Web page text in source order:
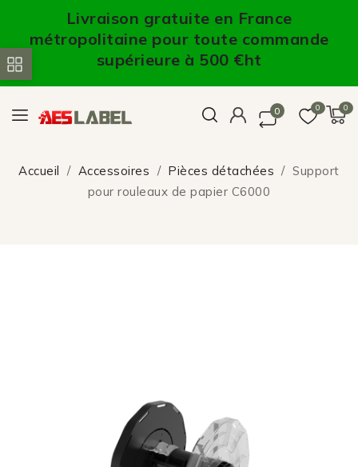
Livraison gratuite en France
métropolitaine pour toute commande
supérieure à 500 €ht
0
0
0
Accueil Accessoires Pièces détachées
Support
pour rouleaux de papier C6000